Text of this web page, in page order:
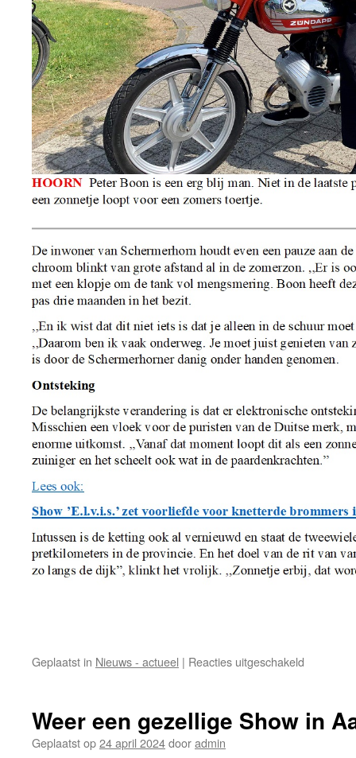
Geplaatst in Nieuws - actueel | Reacties uitgeschakeld
Weer een gezellige Show in
Geplaatst op24 april 2024dooradmin